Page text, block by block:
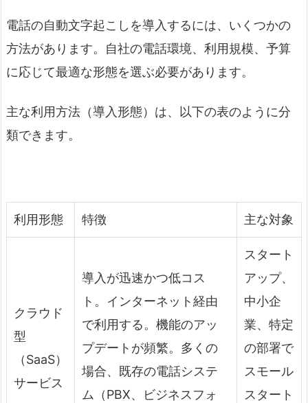
電話の自動文字起こしを導入するには、いくつかの
方法があります。自社の電話環境、利用規模、予算
に応じて最適な形態を選ぶ必要があります。
主な利用方法（導入形態）は、以下の表のように分
類できます。
利用形態 特徴 主な対象
クラウド
型
（SaaS）
サービス
導入が迅速かつ低コス
ト。インターネット経由
で利用する。機能のアッ
プデートが頻繁。多くの
場合、既存の電話システ
ム（PBX、ビジネスフォ
スタート
アップ、
中小企
業、特定
の部署で
スモール
スタート